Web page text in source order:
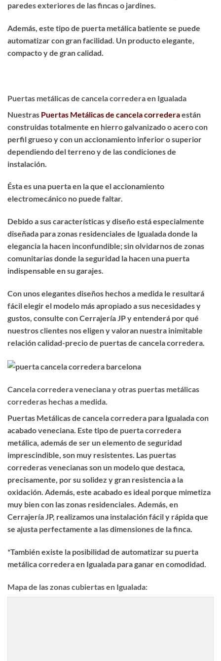
paredes exteriores de las fincas o jardines.
Además, este tipo de puerta metálica batiente se puede
automatizar con gran facilidad. Un productoelegante,
compacto y de gran calidad.
Puertas metálicas de cancela corredera en Igualada
Nuestras Puertas Metálicas de cancela correderaestán
construidas totalmente en hierro galvanizado o acero con
perfil grueso y con un accionamiento inferior o superior
dependiendo del terreno y de las condiciones de
instalación.
Ésta es una puerta en la que el accionamiento
electromecánico no puede faltar.
Debido a sus características y diseño está especialmente
diseñada para zonas residenciales de Igualada donde la
elegancia la hacen inconfundible; sin olvidarnos de zonas
comunitarias donde la seguridad la hacen una puerta
indispensable en su garajes.
Con unos elegantes diseños hechos a medida le resultará
fácil elegir el modelo más apropiado a sus necesidades y
gustos, consulte con Cerrajería JP y entenderá por qué
nuestros clientes nos eligen y valoran nuestra inimitable
relación calidad-precio de puertas de cancela corredera.
Cancela corredera veneciana y otras puertas metálicas
correderas hechas a medida.
Puertas Metálicas de cancela corredera para Igualada con
acabado veneciana. Este tipo de puerta corredera
metálica, además de ser un elemento de seguridad
imprescindible, son muy resistentes. Las puertas
correderas venecianas son un modelo que destaca,
precisamente, por su solidez y gran resistencia a la
oxidación. Además, este acabado es ideal porque mimetiza
muy bien con las zonas residenciales. Además, en
Cerrajería JP, realizamos una instalación fácil y rápida que
se ajusta perfectamente a las dimensiones de la finca.
*También existe la posibilidad de automatizar su puerta
metálica corredera en Igualada para ganar en comodidad.
Mapa de las zonas cubiertas en Igualada: